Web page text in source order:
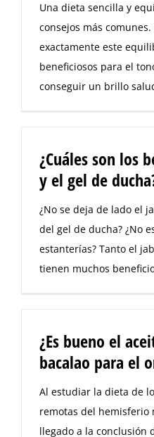
Una dieta sencilla y
consejos más
exactamente este
beneficiosos para el
conseguir un brillo
¿Cuáles son los
y el gel de
¿No se deja de lado el
del gel de ducha? ¿No
estanterías? Tanto el
tienen muchos
¿Es bueno el
bacalao para el
Al estudiar la dieta de
remotas del hemisferio
llegado a la conclusión